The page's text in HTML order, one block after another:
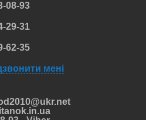
08-93
29-31
62-35
мені